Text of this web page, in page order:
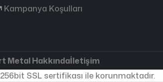
Kampanya Koşulları
Metal Hakkındaİletişim
SSL sertifikası ile korunmaktadır.